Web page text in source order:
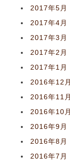
2017年5月
2017年4月
2017年3月
2017年2月
2017年1月
2016年12月
2016年11月
2016年10月
2016年9月
2016年8月
2016年7月